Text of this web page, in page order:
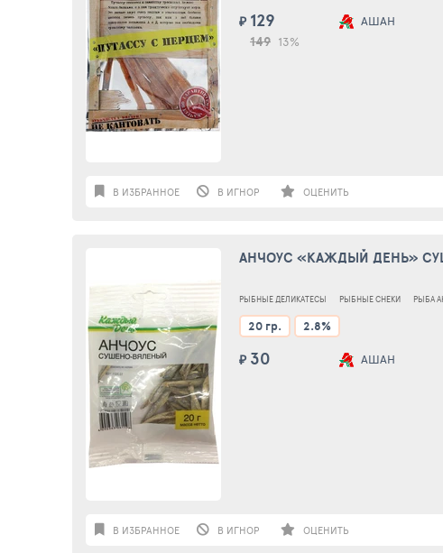
₽ 129
149 13%
АШАН
В ИЗБРАННОЕ В ИГНОР ОЦЕНИТЬ
АНЧОУС «КАЖДЫЙ ДЕНЬ»
РЫБНЫЕ ДЕЛИКАТЕСЫ РЫБНЫЕ СНЕКИ РЫБА
20 гр. 2.8%
₽ 30 АШАН
В ИЗБРАННОЕ В ИГНОР ОЦЕНИТЬ